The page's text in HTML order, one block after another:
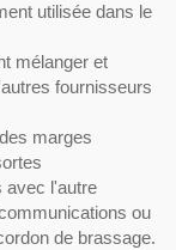
utilisée dans le
mélanger et
fournisseurs
marges
avec l'autre
ou
de brassage.